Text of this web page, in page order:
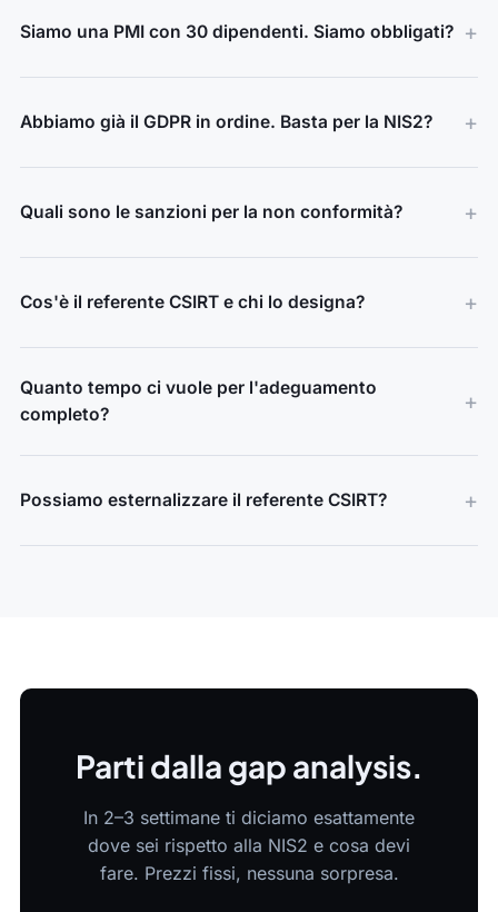
Siamo una PMI con 30 dipendenti. Siamo obbligati?
Abbiamo già il GDPR in ordine. Basta per la NIS2?
Quali sono le sanzioni per la non conformità?
Cos'è il referente CSIRT e chi lo designa?
Quanto tempo ci vuole per l'adeguamento
completo?
Possiamo esternalizzare il referente CSIRT?
Parti dalla gap analysis.
In 2–3 settimane ti diciamo esattamente
dove sei rispetto alla NIS2 e cosa devi
fare. Prezzi fissi, nessuna sorpresa.